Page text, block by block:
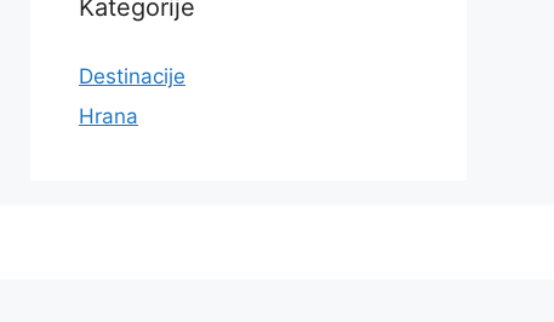
Kategorije
Destinacije
Hrana